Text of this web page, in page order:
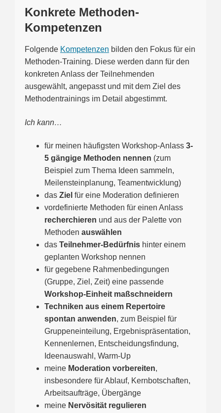
Konkrete Methoden-
Kompetenzen
Folgende Kompetenzen bilden den Fokus für ein
Methoden-Training. Diese werden dann für den
konkreten Anlass der Teilnehmenden
ausgewählt, angepasst und mit dem Ziel des
Methodentrainings im Detail abgestimmt.
Ich kann…
für meinen häufigsten Workshop-Anlass 3-
5 gängige Methoden nennen (zum
Beispiel zum Thema Ideen sammeln,
Meilensteinplanung, Teamentwicklung)
das Ziel für eine Moderation definieren
vordefinierte Methoden für einen Anlass
recherchieren und aus der Palette von
Methoden auswählen
das Teilnehmer-Bedürfnis hinter einem
geplanten Workshop nennen
für gegebene Rahmenbedingungen
(Gruppe, Ziel, Zeit) eine passende
Workshop-Einheit maßschneidern
Techniken aus einem Repertoire
spontan anwenden, zum Beispiel für
Gruppeneinteilung, Ergebnispräsentation,
Kennenlernen, Entscheidungsfindung,
Ideenauswahl, Warm-Up
meine Moderation vorbereiten,
insbesondere für Ablauf, Kernbotschaften,
Arbeitsaufträge, Übergänge
meine Nervösität regulieren